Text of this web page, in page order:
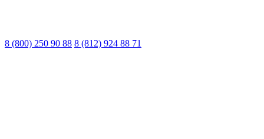
8 (800) 250 90 88 8 (812) 924 88 71